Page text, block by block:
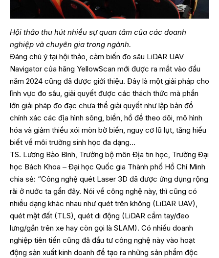
Hội thảo thu hút nhiều sự quan tâm của các doanh
nghiệp và chuyên gia trong ngành.
Đáng chú ý tại hội thảo, cảm biến đo sâu LiDAR UAV
Navigator của hãng YellowScan mới được ra mắt vào đầu
năm 2024 cũng đã được giới thiệu. Đây là một giải pháp cho
lĩnh vực đo sâu, giải quyết được các thách thức mà phần
lớn giải pháp đo đạc chưa thể giải quyết như lập bản đồ
chính xác các địa hình sông, biển, hồ để theo dõi, mô hình
hóa và giảm thiểu xói mòn bờ biển, nguy cơ lũ lụt, tăng hiểu
biết về môi trường sinh học đa dạng…
TS. Lương Bảo Bình, Trưởng bộ môn Địa tin học, Trường Đại
học Bách Khoa – Đại học Quốc gia Thành phố Hồ Chí Minh
chia sẻ: “Công nghệ quét Laser 3D đã được ứng dụng rộng
rãi ở nước ta gần đây. Nói về công nghệ này, thì cũng có
nhiều dạng khác nhau như quét trên không (LiDAR UAV),
quét mặt đất (TLS), quét di động (LiDAR cầm tay/đeo
lưng/gắn trên xe hay còn gọi là SLAM). Có nhiều doanh
nghiệp tiên tiến cũng đã đầu tư công nghệ này vào hoạt
động sản xuất kinh doanh để tạo ra những sản phẩm độc